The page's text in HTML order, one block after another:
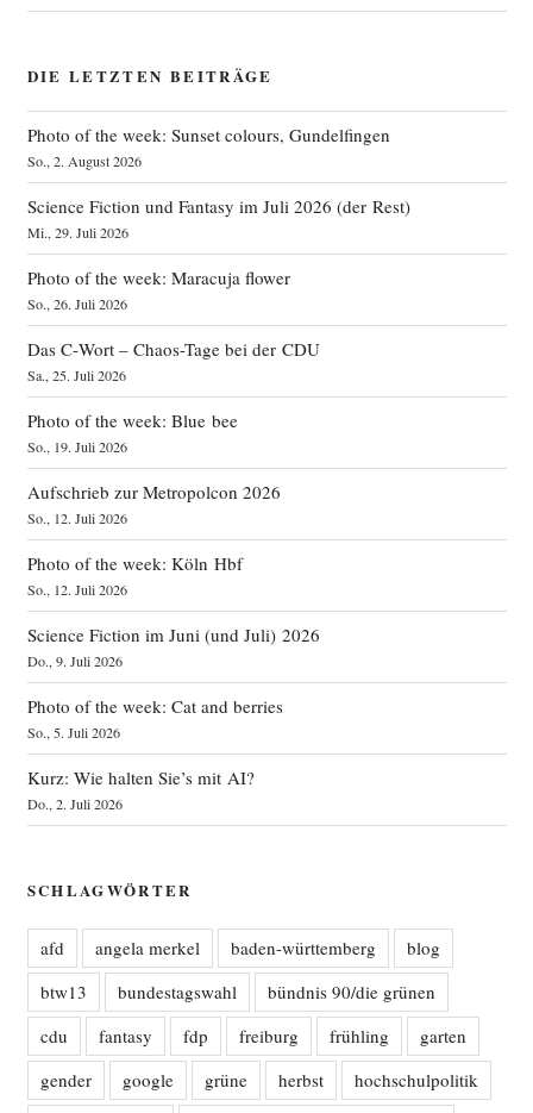
DIE LETZTEN BEITRÄGE
Photo of the week: Sunset colours, Gundelfingen
So., 2. August 2026
Science Fiction und Fantasy im Juli 2026 (der Rest)
Mi., 29. Juli 2026
Photo of the week: Maracuja flower
So., 26. Juli 2026
Das C‑Wort – Chaos-Tage bei der CDU
Sa., 25. Juli 2026
Photo of the week: Blue bee
So., 19. Juli 2026
Aufschrieb zur Metropolcon 2026
So., 12. Juli 2026
Photo of the week: Köln Hbf
So., 12. Juli 2026
Science Fiction im Juni (und Juli) 2026
Do., 9. Juli 2026
Photo of the week: Cat and berries
So., 5. Juli 2026
Kurz: Wie halten Sie’s mit AI?
Do., 2. Juli 2026
SCHLAGWÖRTER
afd angela merkel baden-württemberg
blog
btw13
bundestagswahl
bündnis 90/die grünen
cdu
fantasy fdp freiburg frühling
garten
gender
google grüne herbst
hochschulpolitik